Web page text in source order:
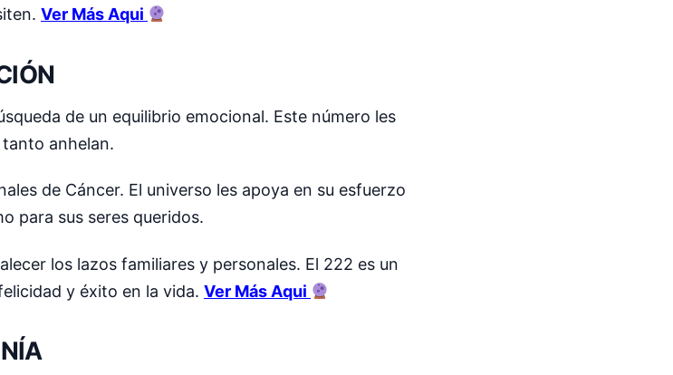
Ver Más Aqui
de un equilibrio emocional. Este número les
anhelan.
de Cáncer. El universo les apoya en su esfuerzo
para sus seres queridos.
los lazos familiares y personales. El 222 es un
y éxito en la vida. Ver Más Aqui